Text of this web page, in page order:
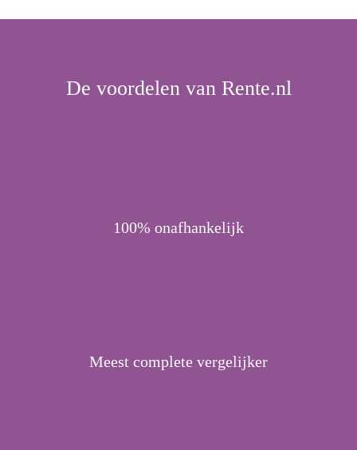
De voordelen van Rente.nl
100% onafhankelijk
Meest complete vergelijker